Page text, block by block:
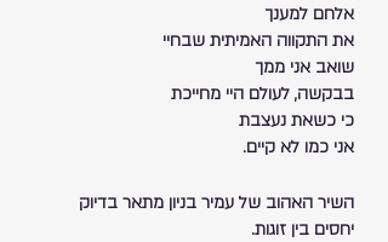
אלחם למענך
את התקווה האמיתית שבחיי
שואב אני ממך
בבקשה, לעולם היי מחייכת
כי כשאת נעצבת
אני כמו לא קיים.
השיר האהוב של עמיר בניון מתאר בדיוק
יחסים בין זוגות.